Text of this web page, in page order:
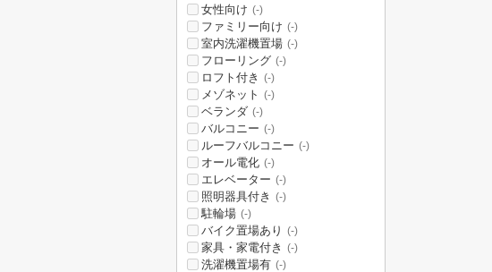
女性向け (-)
ファミリー向け (-)
室内洗濯機置場 (-)
フローリング (-)
ロフト付き (-)
メゾネット (-)
ベランダ (-)
バルコニー (-)
ルーフバルコニー (-)
オール電化 (-)
エレベーター (-)
照明器具付き (-)
駐輪場 (-)
バイク置場あり (-)
家具・家電付き (-)
洗濯機置場有 (-)